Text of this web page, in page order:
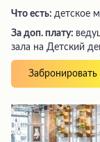
Что есть: детское
За доп. плату:
зала на Детский
Забронировать